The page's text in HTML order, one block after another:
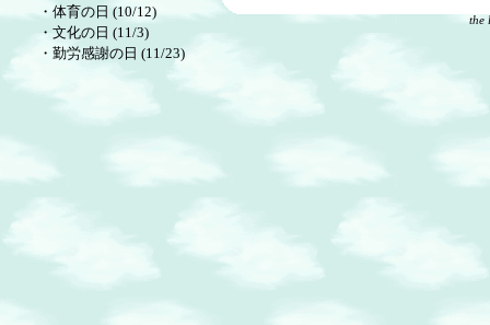
・ 体育の日 (10/12)
・ 文化の日 (11/3)
・ 勤労感謝の日 (11/23)
the